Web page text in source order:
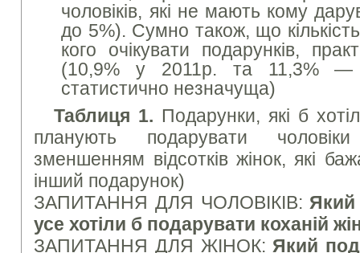
чоловіків, які не мають кому
до 5%). Сумно також, що
кого очікувати подарунків,
(10,9% у 2011р. та 11,3% —
статистично незначуща)
Таблиця 1. Подарунки, які б
планують подарувати
зменшенням відсотків жінок, які
інший подарунок)
ЗАПИТАННЯ ДЛЯ ЧОЛОВІКІВ:
усе хотіли б подарувати коханій
ЗАПИТАННЯ ДЛЯ ЖІНОК: Який